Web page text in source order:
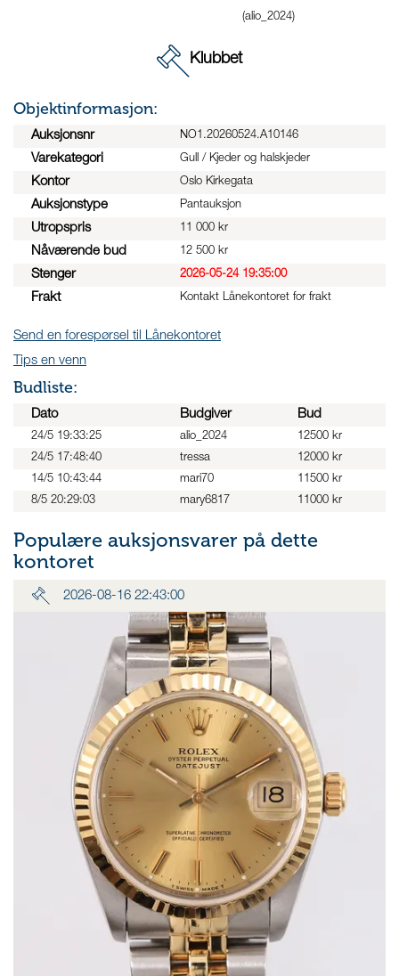
(alio_2024)
Klubbet
Objektinformasjon:
Auksjonsnr NO1.20260524.A10146
Varekategori Gull / Kjeder og halskjeder
Kontor Oslo Kirkegata
Auksjonstype Pantauksjon
Utropspris 11 000 kr
Nåværende bud 12 500 kr
Stenger 2026-05-24 19:35:00
Frakt Kontakt Lånekontoret for frakt
Send en forespørsel til Lånekontoret
Tips en venn
Budliste:
Dato Budgiver Bud
24/5 19:33:25 alio_2024
12500 kr
24/5 17:48:40
tressa
12000 kr
14/5 10:43:44
mari70
11500 kr
8/5 20:29:03
mary6817 11000 kr
Populære auksjonsvarer på dette
kontoret
2026-08-16 22:43:00